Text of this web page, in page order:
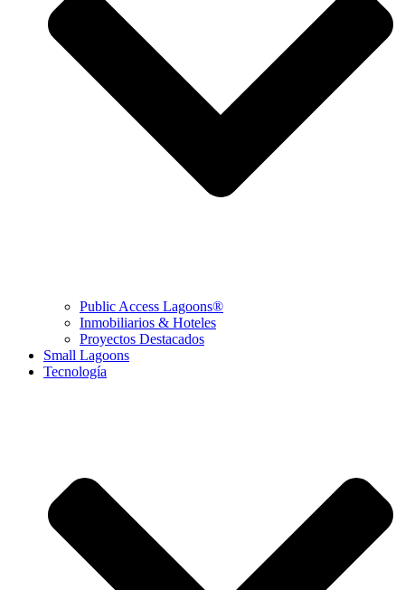
Public Access Lagoons®
Inmobiliarios & Hoteles
Proyectos Destacados
Small Lagoons
Tecnología